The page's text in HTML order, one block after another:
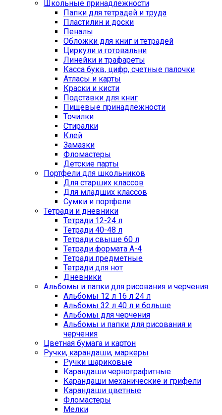
Школьные принадлежности
Папки для тетрадей и труда
Пластилин и доски
Пеналы
Обложки для книг и тетрадей
Циркули и готовальни
Линейки и трафареты
Касса букв, цифр, счетные палочки
Атласы и карты
Краски и кисти
Подставки для книг
Пищевые принадлежности
Точилки
Стиралки
Клей
Замазки
Фломастеры
Детские парты
Портфели для школьников
Для старших классов
Для младших классов
Сумки и портфели
Тетради и дневники
Тетради 12-24 л
Тетради 40-48 л
Тетради свыше 60 л
Тетради формата А-4
Тетради предметные
Тетради для нот
Дневники
Альбомы и папки для рисования и черчения
Альбомы 12 л 16 л 24 л
Альбомы 32 л 40 л и больше
Альбомы для черчения
Альбомы и папки для рисования и
черчения
Цветная бумага и картон
Ручки, карандаши, маркеры
Ручки шариковые
Карандаши чернографитные
Карандаши механические и грифели
Карандаши цветные
Фломастеры
Мелки